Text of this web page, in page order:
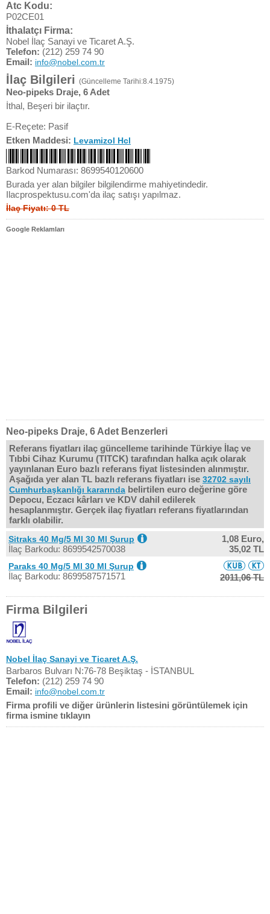
Atc Kodu:
P02CE01
İthalatçı Firma:
Nobel İlaç Sanayi ve Ticaret A.Ş.
Telefon: (212) 259 74 90
Email: info@nobel.com.tr
İlaç Bilgileri (Güncelleme Tarihi:8.4.1975)
Neo-pipeks Draje, 6 Adet
İthal, Beşeri bir ilaçtır.
E-Reçete: Pasif
Etken Maddesi: Levamizol Hcl
Barkod Numarası: 8699540120600
Burada yer alan bilgiler bilgilendirme mahiyetindedir.
Ilacprospektusu.com'da ilaç satışı yapılmaz.
İlaç Fiyatı: 0 TL
Google Reklamları
Neo-pipeks Draje, 6 Adet Benzerleri
Referans fiyatları ilaç güncelleme tarihinde Türkiye İlaç ve
Tıbbi Cihaz Kurumu (TITCK) tarafından halka açık olarak
yayınlanan Euro bazlı referans fiyat listesinden alınmıştır.
Aşağıda yer alan TL bazlı referans fiyatları ise 32702 sayılı
Cumhurbaşkanlığı kararında belirtilen euro değerine göre
Depocu, Eczacı kârları ve KDV dahil edilerek
hesaplanmıştır. Gerçek ilaç fiyatları referans fiyatlarından
farklı olabilir.
Sitraks 40 Mg/5 Ml 30 Ml Şurup
İlaç Barkodu: 8699542570038
1,08 Euro,
35,02 TL
Paraks 40 Mg/5 Ml 30 Ml Şurup
İlaç Barkodu: 8699587571571 2011,06 TL
Firma Bilgileri
Nobel İlaç Sanayi ve Ticaret A.Ş.
Barbaros Bulvarı N:76-78 Beşiktaş - İSTANBUL
Telefon: (212) 259 74 90
Email: info@nobel.com.tr
Firma profili ve diğer ürünlerin listesini görüntülemek için
firma ismine tıklayın